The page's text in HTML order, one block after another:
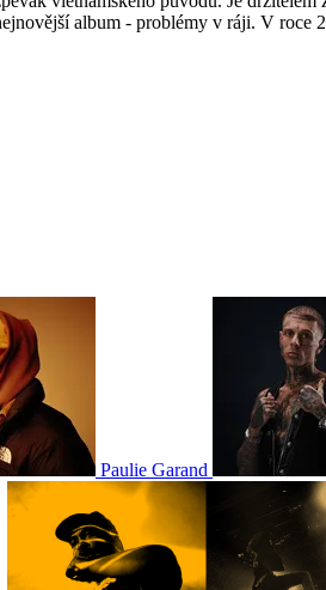
album - problémy v ráji. V roce
Paulie Garand